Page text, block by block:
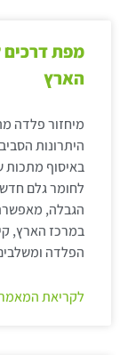
מפת דרכים
הארץ
מיחזור פלדה
היתרונות
באיסוף מתכות
לחומר גלם
הגבלה,
במרכז הארץ,
הפלדה
לקריאת